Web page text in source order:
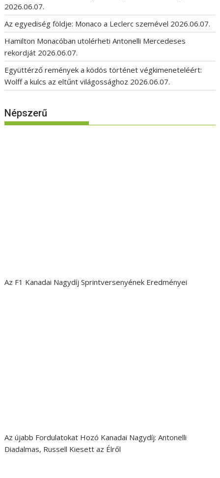
2026.06.07.
Az egyediség földje: Monaco a Leclerc szemével 2026.06.07.
Hamilton Monacóban utolérheti Antonelli Mercedeses
rekordját 2026.06.07.
Együttérző remények a ködös történet végkimeneteléért:
Wolff a kulcs az eltűnt világossághoz 2026.06.07.
Népszerű
Az F1 Kanadai Nagydíj Sprintversenyének Eredményei
Az újabb Fordulatokat Hozó Kanadai Nagydíj: Antonelli
Diadalmas, Russell Kiesett az Élről